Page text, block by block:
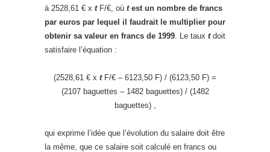
à 2528,61 € x t F/€, où t est un nombre de francs
par euros par lequel il faudrait le multiplier pour
obtenir sa valeur en francs de 1999. Le taux t doit
satisfaire l’équation :
(2528,61 € x t F/€ – 6123,50 F) / (6123,50 F) =
(2107 baguettes – 1482 baguettes) / (1482
baguettes) ,
qui exprime l’idée que l’évolution du salaire doit être
la même, que ce salaire soit calculé en francs ou